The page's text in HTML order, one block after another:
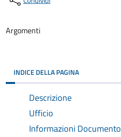
Argomenti
INDICE DELLA PAGINA
Descrizione
Ufficio
Informazioni Documento